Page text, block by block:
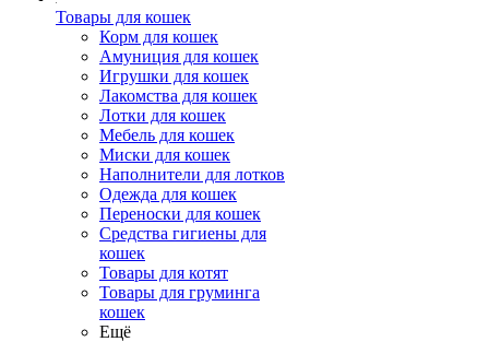
Товары для кошек
Корм для кошек
Амуниция для кошек
Игрушки для кошек
Лакомства для кошек
Лотки для кошек
Мебель для кошек
Миски для кошек
Наполнители для лотков
Одежда для кошек
Переноски для кошек
Средства гигиены для
кошек
Товары для котят
Товары для груминга
кошек
Ещё